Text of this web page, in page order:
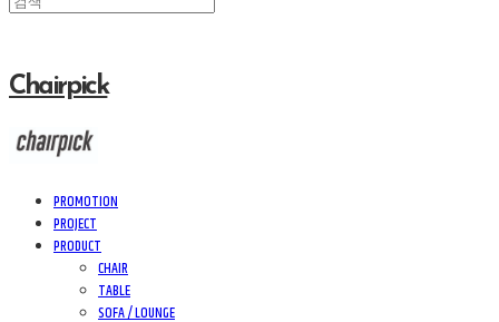
Chairpick
PROMOTION
PROJECT
PRODUCT
CHAIR
TABLE
SOFA / LOUNGE